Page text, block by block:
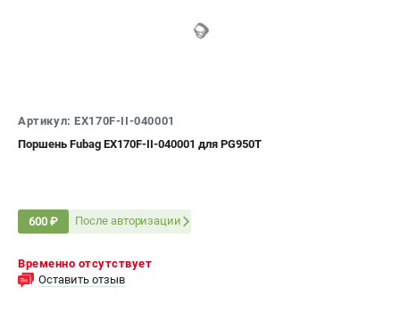
Артикул: EX170F-II-040001
Поршень Fubag EX170F-II-040001 для PG950T
600 ₽ После авторизации
Временно отсутствует
Оставить отзыв